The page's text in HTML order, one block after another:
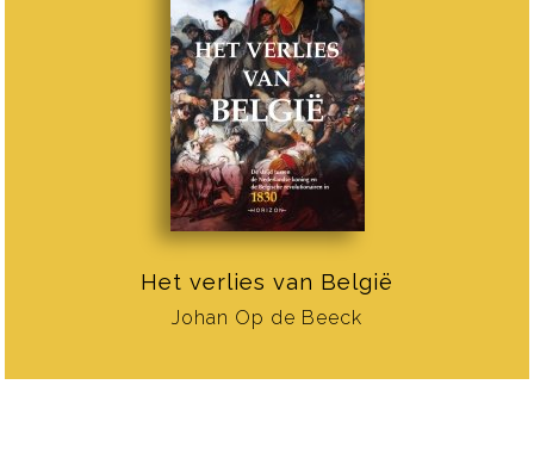
Het verlies van België
Johan Op de Beeck